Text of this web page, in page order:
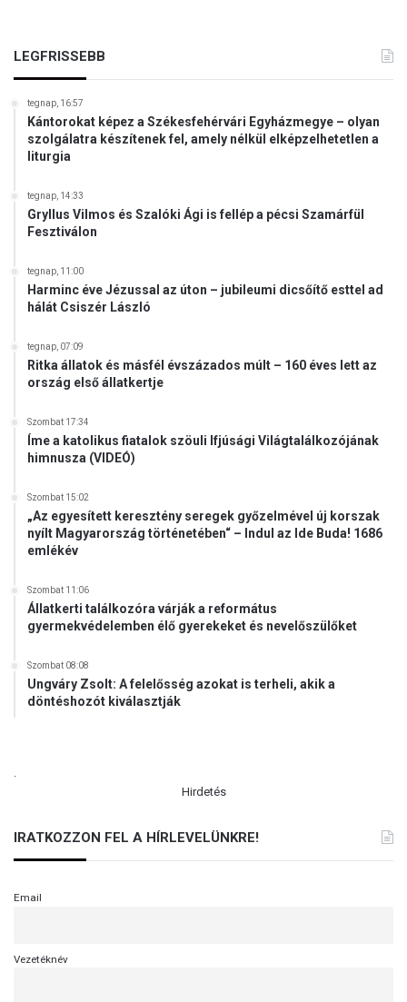
LEGFRISSEBB
tegnap, 16:57
Kántorokat képez a Székesfehérvári Egyházmegye – olyan
szolgálatra készítenek fel, amely nélkül elképzelhetetlen a
liturgia
tegnap, 14:33
Gryllus Vilmos és Szalóki Ági is fellép a pécsi Szamárfül
Fesztiválon
tegnap, 11:00
Harminc éve Jézussal az úton – jubileumi dicsőítő esttel ad
hálát Csiszér László
tegnap, 07:09
Ritka állatok és másfél évszázados múlt – 160 éves lett az
ország első állatkertje
Szombat 17:34
Íme a katolikus fiatalok szöuli Ifjúsági Világtalálkozójának
himnusza (VIDEÓ)
Szombat 15:02
„Az egyesített keresztény seregek győzelmével új korszak
nyílt Magyarország történetében“ – Indul az Ide Buda! 1686
emlékév
Szombat 11:06
Állatkerti találkozóra várják a református
gyermekvédelemben élő gyerekeket és nevelőszülőket
Szombat 08:08
Ungváry Zsolt: A felelősség azokat is terheli, akik a
döntéshozót kiválasztják
.
Hirdetés
IRATKOZZON FEL A HÍRLEVELÜNKRE!
Email
Vezetéknév